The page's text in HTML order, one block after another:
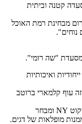
קטנה וביתית
מבחינת רמת האוכל
נוחים".
"שה רומי".
ואיכותיות
עוף קלמארי ברוטב
בנוסף, התפריט מציע מנות בשריות כגון: אנטריקוט NY ומבחר
מופלאות של דגים.